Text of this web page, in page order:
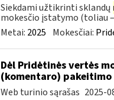
Siekdami užtikrinti sklandų
mokesčio įstatymo (toliau
Metai: 2025 Mokesčiai:
Dėl Pridėtinės vertės
(komentaro) pakeitimo
Web turinio sąrašas 2025-